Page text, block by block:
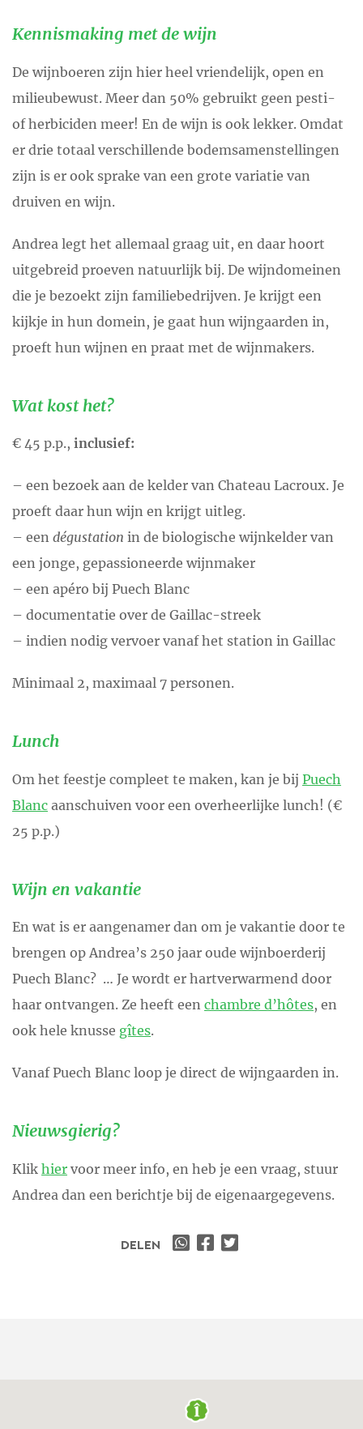
Kennismaking met de wijn
De wijnboeren zijn hier heel vriendelijk, open en
milieubewust. Meer dan 50% gebruikt geen pesti-
of herbiciden meer! En de wijn is ook lekker. Omdat
er drie totaal verschillende bodemsamenstellingen
zijn is er ook sprake van een grote variatie van
druiven en wijn.
Andrea legt het allemaal graag uit, en daar hoort
uitgebreid proeven natuurlijk bij. De wijndomeinen
die je bezoekt zijn familiebedrijven. Je krijgt een
kijkje in hun domein, je gaat hun wijngaarden in,
proeft hun wijnen en praat met de wijnmakers.
Wat kost het?
€ 45 p.p., inclusief:
– een bezoek aan de kelder van Chateau Lacroux. Je
proeft daar hun wijn en krijgt uitleg.
– een dégustation in de biologische wijnkelder van
een jonge, gepassioneerde wijnmaker
– een apéro bij Puech Blanc
– documentatie over de Gaillac-streek
– indien nodig vervoer vanaf het station in Gaillac
Minimaal 2, maximaal 7 personen.
Lunch
Om het feestje compleet te maken, kan je bij Puech
Blanc aanschuiven voor een overheerlijke lunch! (€
25 p.p.)
Wijn en vakantie
En wat is er aangenamer dan om je vakantie door te
brengen op Andrea’s 250 jaar oude wijnboerderij
Puech Blanc? … Je wordt er hartverwarmend door
haar ontvangen. Ze heeft een chambre d’hôtes, en
ook hele knusse gîtes.
Vanaf Puech Blanc loop je direct de wijngaarden in.
Nieuwsgierig?
Klik hier voor meer info, en heb je een vraag, stuur
Andrea dan een berichtje bij de eigenaargegevens.
DELEN